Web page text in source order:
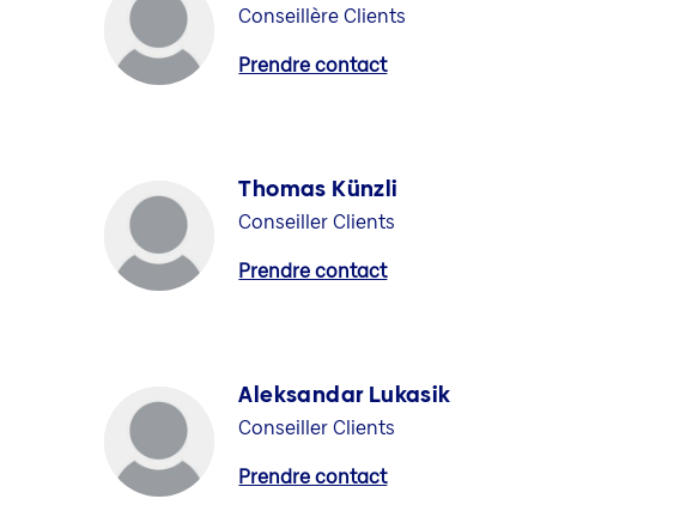
Conseillère Clients
Prendre contact
Thomas Künzli
Conseiller Clients
Prendre contact
Aleksandar Lukasik
Conseiller Clients
Prendre contact